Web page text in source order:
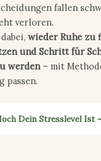
fallen
verloren.
wieder Ruhe zu
und Schritt für
werden– mit
passen.
Dein Stresslevel Ist